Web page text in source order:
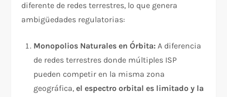
diferente de redes terrestres, lo que genera
ambigüedades regulatorias:​
Monopolios Naturales en Órbita: A diferencia
de redes terrestres donde múltiples ISP
pueden competir en la misma zona
geográfica,el espectro orbital es limitado y la